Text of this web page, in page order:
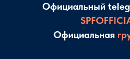
Официальный
Официальная